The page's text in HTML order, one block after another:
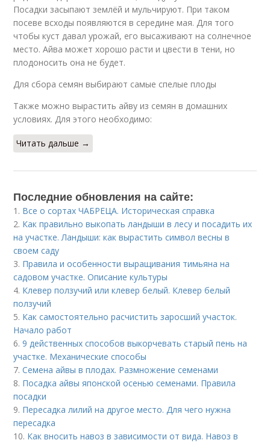
Посадки засыпают землёй и мульчируют. При таком
посеве всходы появляются в середине мая. Для того
чтобы куст давал урожай, его высаживают на солнечное
место. Айва может хорошо расти и цвести в тени, но
плодоносить она не будет.
Для сбора семян выбирают самые спелые плоды
Также можно вырастить айву из семян в домашних
условиях. Для этого необходимо:
Читать дальше →
Последние обновления на сайте:
1. Все о сортах ЧАБРЕЦА. Историческая справка
2. Как правильно выкопать ландыши в лесу и посадить их
на участке. Ландыши: как вырастить символ весны в
своем саду
3. Правила и особенности выращивания тимьяна на
садовом участке. Описание культуры
4. Клевер ползучий или клевер белый. Клевер белый
ползучий
5. Как самостоятельно расчистить заросший участок.
Начало работ
6.9 действенных способов выкорчевать старый пень на
участке. Механические способы
7.Семена айвы в плодах. Размножение семенами
8. Посадка айвы японской осенью семенами. Правила
посадки
9. Пересадка лилий на другое место. Для чего нужна
пересадка
10. Как вносить навоз в зависимости от вида. Навоз в